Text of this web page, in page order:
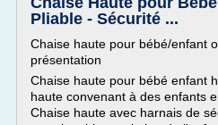
Pliable - Sécurité ...
Chaise haute pour bébé/enfant
présentation
Chaise haute pour bébé enfant
haute convenant à des enfants
Chaise haute avec harnais de